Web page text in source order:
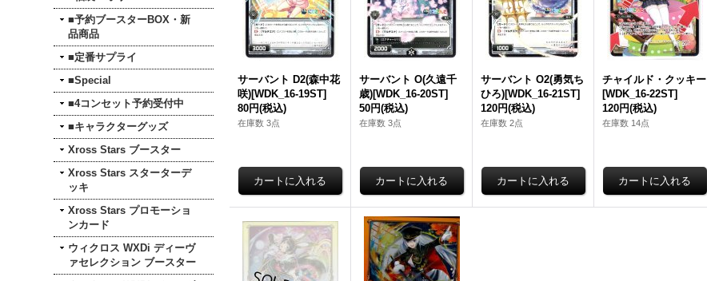
■予約ブースターBOX・新
品商品
■定番サプライ
■Special
■4コンセット予約受付中
■キャラクターグッズ
Xross Stars ブースター
Xross Stars スターターデ
ッキ
Xross Stars プロモーショ
ンカード
ウィクロス WXDi ディーヴ
ァセレクション ブースター
サーバント D2(森中花
咲)[WDK_16-19ST]
80円(税込)
在庫数 3点
サーバント O(久遠千
歳)[WDK_16-20ST]
50円(税込)
在庫数 3点
サーバント O2(勇気ち
ひろ)[WDK_16-21ST]
120円(税込)
在庫数 2点
チャイルド・クッキー
[WDK_16-22ST]
120円(税込)
在庫数 14点